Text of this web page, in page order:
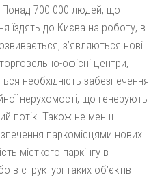
Понад 700 000 людей, що
їздять до Києва на роботу, в
з’являються нові
офісні центри,
необхідність забезпечення
нерухомості, що генерують
потік. Також не менш
паркомісцями нових
місткого паркінгу в
в структурі таких об’єктів